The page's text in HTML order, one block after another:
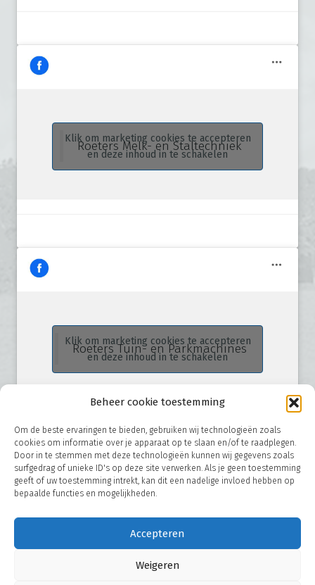
Beheer cookie toestemming
Om de beste ervaringen te bieden, gebruiken wij technologieën zoals
cookies om informatie over je apparaat op te slaan en/of te raadplegen.
Door in te stemmen met deze technologieën kunnen wij gegevens zoals
surfgedrag of unieke ID's op deze site verwerken. Als je geen toestemming
geeft of uw toestemming intrekt, kan dit een nadelige invloed hebben op
bepaalde functies en mogelijkheden.
Accepteren
Weigeren
Roeters Melk- en Staltechniek
Klik om marketing cookies te accepteren
en deze inhoud in te schakelen
Roeters Tuin- en Parkmachines
Klik om marketing cookies te accepteren
en deze inhoud in te schakelen
- E.info@roetersbv.nl